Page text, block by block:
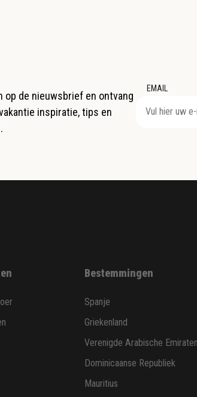
op de nieuwsbrief en ontvang
inspiratie, tips en
EMAIL
Bestemmingen
Spanje
Griekenland
Verenigde Arabische Emiraten
Dominicaanse Republiek
Mauritius